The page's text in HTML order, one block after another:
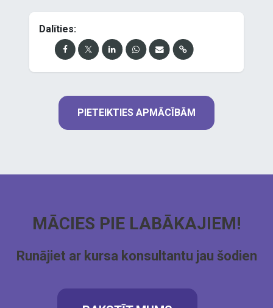
Dalīties:
PIETEIKTIES APMĀCĪBĀM
MĀCIES PIE LABĀKAJIEM!
Runājiet ar kursa konsultantu jau šodien